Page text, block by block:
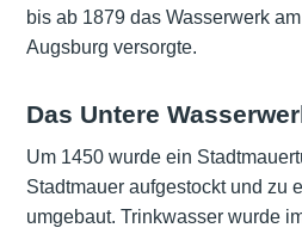
bis ab 1879 das Wasserwerk
Augsburg versorgte.
Das Untere
Um 1450 wurde ein
Stadtmauer aufgestockt und zu
umgebaut. Trinkwasser wurde